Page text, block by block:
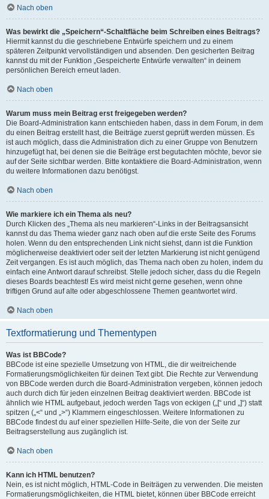
Nach oben
Was bewirkt die „Speichern“-Schaltfläche beim Schreiben eines Beitrags?
Hiermit kannst du die geschriebene Entwürfe speichern und zu einem
späteren Zeitpunkt vervollständigen und absenden. Den gesicherten Beitrag
kannst du mit der Funktion „Gespeicherte Entwürfe verwalten“ in deinem
persönlichen Bereich erneut laden.
Nach oben
Warum muss mein Beitrag erst freigegeben werden?
Die Board-Administration kann entschieden haben, dass in dem Forum, in dem
du einen Beitrag erstellt hast, die Beiträge zuerst geprüft werden müssen. Es
ist auch möglich, dass die Administration dich zu einer Gruppe von Benutzern
hinzugefügt hat, bei denen sie die Beiträge erst begutachten möchte, bevor sie
auf der Seite sichtbar werden. Bitte kontaktiere die Board-Administration, wenn
du weitere Informationen dazu benötigst.
Nach oben
Wie markiere ich ein Thema als neu?
Durch Klicken des „Thema als neu markieren“-Links in der Beitragsansicht
kannst du das Thema wieder ganz nach oben auf die erste Seite des Forums
holen. Wenn du den entsprechenden Link nicht siehst, dann ist die Funktion
möglicherweise deaktiviert oder seit der letzten Markierung ist nicht genügend
Zeit vergangen. Es ist auch möglich, das Thema nach oben zu holen, indem du
einfach eine Antwort darauf schreibst. Stelle jedoch sicher, dass du die Regeln
dieses Boards beachtest! Es wird meist nicht gerne gesehen, wenn ohne
triftigen Grund auf alte oder abgeschlossene Themen geantwortet wird.
Nach oben
Textformatierung und Thementypen
Was ist BBCode?
BBCode ist eine spezielle Umsetzung von HTML, die dir weitreichende
Formatierungsmöglichkeiten für deinen Text gibt. Die Rechte zur Verwendung
von BBCode werden durch die Board-Administration vergeben, können jedoch
auch durch dich für jeden einzelnen Beitrag deaktiviert werden. BBCode ist
ähnlich wie HTML aufgebaut, jedoch werden Tags von eckigen („[“ und „]“) statt
spitzen („<“ und „>“) Klammern eingeschlossen. Weitere Informationen zu
BBCode findest du auf einer speziellen Hilfe-Seite, die von der Seite zur
Beitragserstellung aus zugänglich ist.
Nach oben
Kann ich HTML benutzen?
Nein, es ist nicht möglich, HTML-Code in Beiträgen zu verwenden. Die meisten
Formatierungsmöglichkeiten, die HTML bietet, können über BBCode erreicht